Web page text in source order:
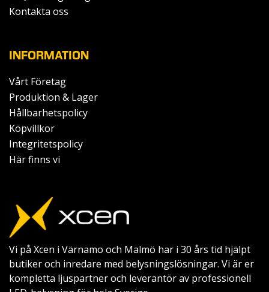
Kontakta oss
INFORMATION
Vårt Företag
Produktion & Lager
Hållbarhetspolicy
Köpvillkor
Integritetspolicy
Här finns vi
Vi på Xcen i Värnamo och Malmö har i 30 års tid hjälpt
butiker och inredare med belysningslösningar. Vi är er
kompletta ljuspartner och leverantör av professionell